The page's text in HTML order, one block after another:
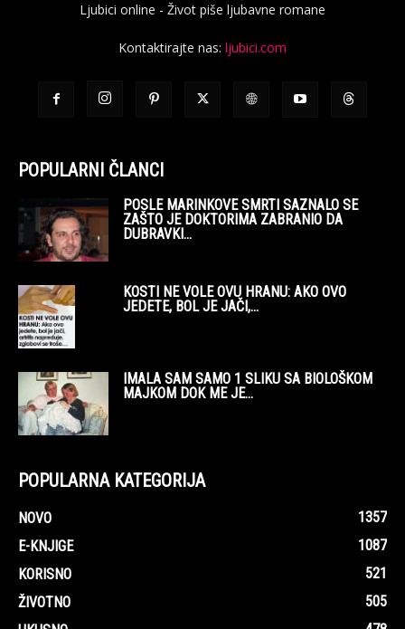
Ljubici online - Život piše ljubavne romane
Kontaktirajte nas: ljubici.com
POPULARNI ČLANCI
POSLE MARINKOVE SMRTI SAZNALO SE
ZAŠTO JE DOKTORIMA ZABRANIO DA
DUBRAVKI...
KOSTI NE VOLE OVU HRANU: AKO OVO
JEDETE, BOL JE JAČI,...
IMALA SAM SAMO 1 SLIKU SA BIOLOŠKOM
MAJKOM DOK ME JE...
POPULARNA KATEGORIJA
NOVO
1357
E-KNJIGE
1087
KORISNO
521
ŽIVOTNO
505